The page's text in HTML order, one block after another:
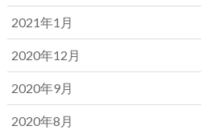
2021年1月
2020年12月
2020年9月
2020年8月